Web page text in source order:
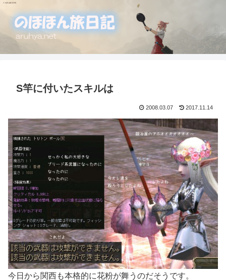
S竿に付いたスキルは
2008.03.07 2017.11.14
今日から関西も本格的に花粉が舞うのだそうです。